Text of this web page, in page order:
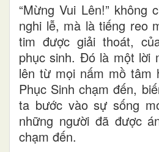
“Mừng Vui Lên!” không
nghi lễ, mà là tiếng reo
tim được giải thoát,
phục sinh. Đó là một lời
lên từ mọi nấm mồ tâm
Phục Sinh chạm đến,
ta bước vào sự sống
những người đã được
chạm đến.